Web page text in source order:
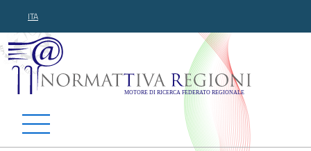
ITA
Normattiva Regioni -